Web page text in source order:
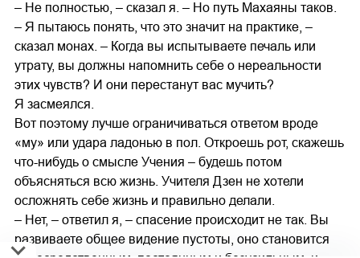
– Не полностью, – сказал я. – Но путь Махаяны таков.
– Я пытаюсь понять, что это значит на практике, –
сказал монах. – Когда вы испытываете печаль или
утрату, вы должны напомнить себе о нереальности
этих чувств? И они перестанут вас мучить?
Я засмеялся.
Вот поэтому лучше ограничиваться ответом вроде
«му» или удара ладонью в пол. Откроешь рот, скажешь
что-нибудь о смысле Учения – будешь потом
объясняться всю жизнь. Учителя Дзен не хотели
осложнять себе жизнь и правильно делали.
– Нет, – ответил я, – спасение происходит не так. Вы
развиваете общее видение пустоты, оно становится